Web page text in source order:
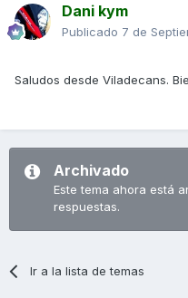
Dani kym
Publicado 7 de
Saludos desde Viladecans.
Archivado
Este tema ahora está
respuestas.
Ir a la lista de temas